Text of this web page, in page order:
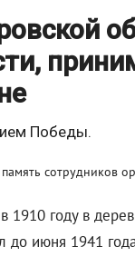
Победы.
1910 году в
до июня 1941